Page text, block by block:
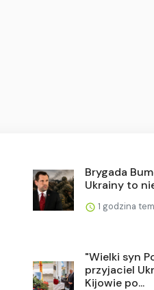
Brygada
Ukrainy to
1 godzina
"Wielki syn
przyjaciel
Kijowie po...